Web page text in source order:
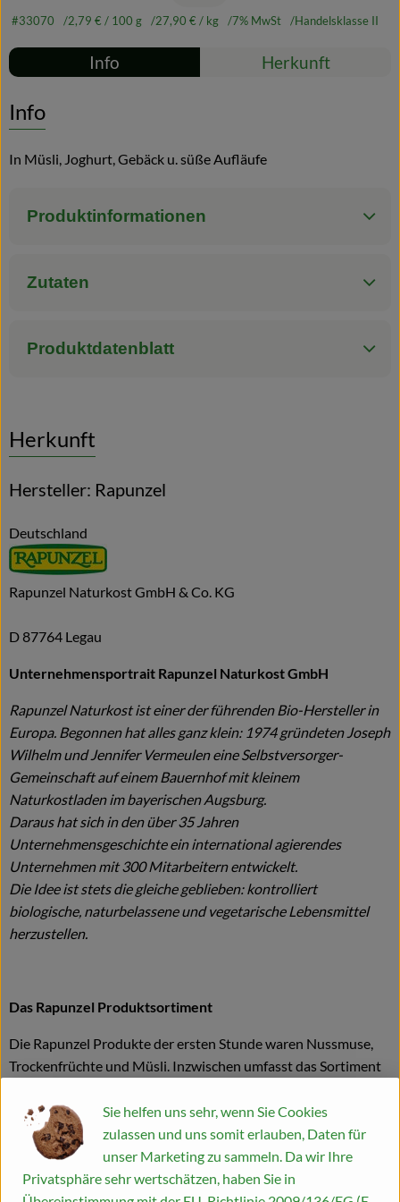
#33070 2,79 €/ 100 g 27,90 €/ kg 7% MwSt Handelsklasse II
Rezepte
Info Herkunft
Info
In Müsli, Joghurt, Gebäck u. süße Aufläufe
Produktinformationen
Zutaten
Produktdatenblatt
Herkunft
Hersteller: Rapunzel
Deutschland
Rapunzel Naturkost GmbH & Co. KG
D 87764 Legau
Unternehmensportrait Rapunzel Naturkost GmbH
Rapunzel Naturkost ist einer der führenden Bio-Hersteller in
Europa. Begonnen hat alles ganz klein: 1974 gründeten Joseph
Wilhelm und Jennifer Vermeulen eine Selbstversorger-
Gemeinschaft auf einem Bauernhof mit kleinem
Naturkostladen im bayerischen Augsburg.
Daraus hat sich in den über 35 Jahren
Unternehmensgeschichte ein international agierendes
Unternehmen mit 300 Mitarbeitern entwickelt.
Die Idee ist stets die gleiche geblieben: kontrolliert
biologische, naturbelassene und vegetarische Lebensmittel
herzustellen.
Das Rapunzel Produktsortiment
Die Rapunzel Produkte der ersten Stunde waren Nussmuse,
Trockenfrüchte und Müsli. Inzwischen umfasst das Sortiment
Teigwaren, Speiseöle, Schokoladen und Kaffee zum
Kernsortiment. Die Hälfte dieser Produkte wird in Legau im
Allgäu hergestellt oder verarbeitet.
Sie helfen uns sehr, wenn Sie Cookies
zulassen und uns somit erlauben, Daten für
unser Marketing zu sammeln. Da wir Ihre
Privatsphäre sehr wertschätzen, haben Sie in